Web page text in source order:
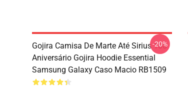
Gojira Camisa De Marte Até Sirius 10o
Aniversário Gojira Hoodie Essential
Samsung Galaxy Caso Macio RB1509
-20%